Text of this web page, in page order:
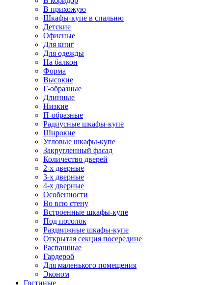
В прихожую
Шкафы-купе в спальню
Детские
Офисные
Для книг
Для одежды
На балкон
Форма
Высокие
Г-образные
Длинные
Низкие
П-образные
Радиусные шкафы-купе
Широкие
Угловые шкафы-купе
Закругленный фасад
Количество дверей
2-х дверные
3-х дверные
4-х дверные
Особенности
Во всю стену
Встроенные шкафы-купе
Под потолок
Раздвижные шкафы-купе
Открытая секция посередине
Распашные
Гардероб
Для маленького помещения
Эконом
Гостиные